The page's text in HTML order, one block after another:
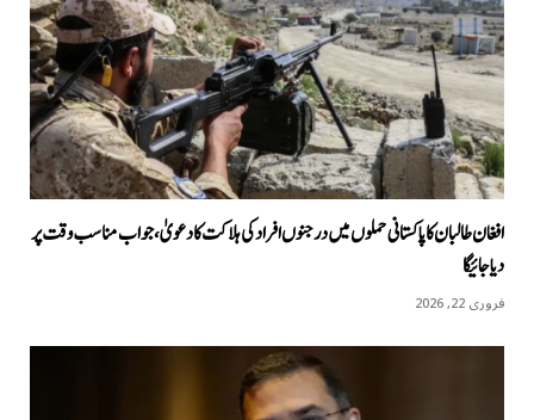
افغان طالبان کا پاکستانی حملوں میں درجنوں افراد کی ہلاکت کا دعویٰ، جواب مناسب وقت پر
دیا جائیگا
فروری 22, 2026